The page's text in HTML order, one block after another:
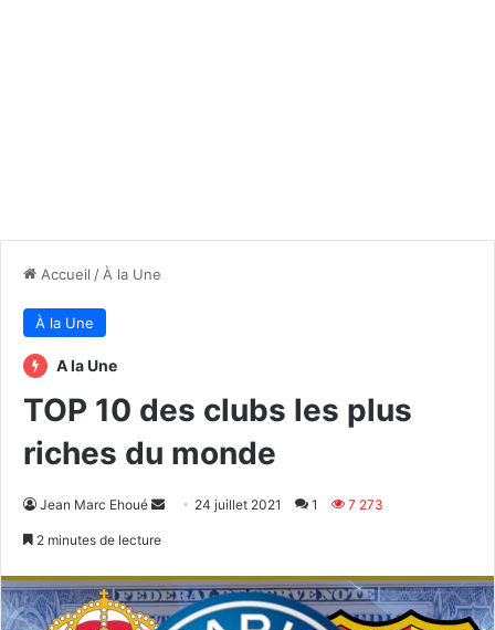
Accueil / À la Une
À la Une
A la Une
TOP 10 des clubs les plus
riches du monde
Jean Marc Ehoué
Envoyer24 juillet 2021 1 7 273
2 minutes de lecture